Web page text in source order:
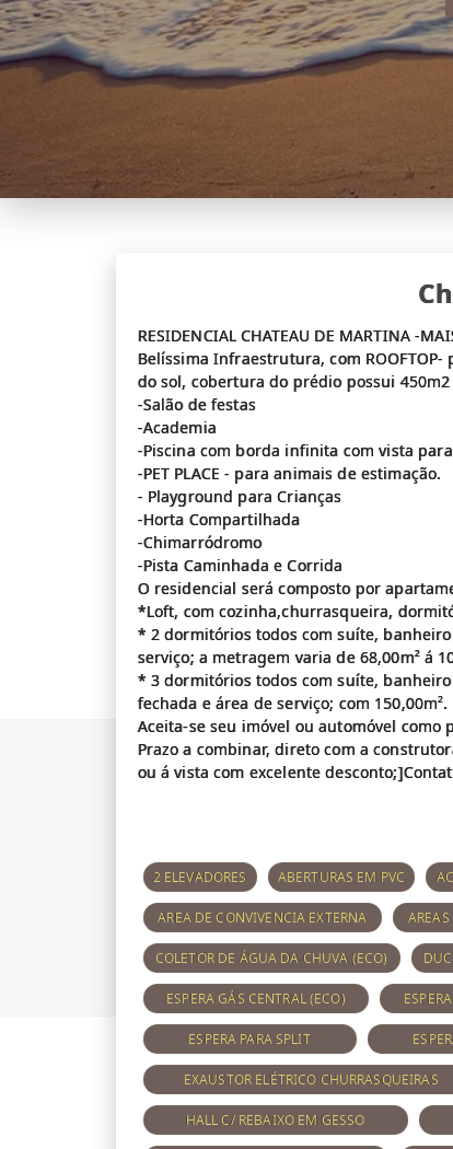
RESIDENCIAL CHATEAU DE MARTINA -
Belíssima Infraestrutura, com
do sol, cobertura do prédio possui
-Salão de festas
-Academia
-Piscina com borda infinita com vista
-PET PLACE - para animais de estimação.
- Playground para Crianças
-Horta Compartilhada
-Chimarródromo
-Pista Caminhada e Corrida
O residencial será composto por
*Loft, com cozinha,churrasqueira,
* 2 dormitórios todos com suíte,
serviço; a metragem varia de 68,00m² á
* 3 dormitórios todos com suíte,
fechada e área de serviço; com 150,00m².
Aceita-se seu imóvel ou automóvel como
Prazo a combinar, direto com a
2 ELEVADORES ABERTURAS EM PVC
AREA DE CONVIVENCIA EXTERNA
COLETOR DE ÁGUA DA CHUVA (ECO)
ESPERA GÁS CENTRAL (ECO)
ESPERA PARA SPLIT
EXAUSTOR ELÉTRICO CHURRASQUEIRAS
HALL C/ REBAIXO EM GESSO